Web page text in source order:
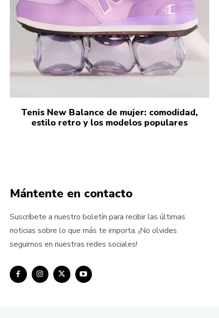
Tenis New Balance de mujer: comodidad,
estilo retro y los modelos populares
Mántente en contacto
Suscríbete a nuestro boletín para recibir las últimas
noticias sobre lo que más te importa. ¡No olvides
seguirnos en nuestras redes sociales!